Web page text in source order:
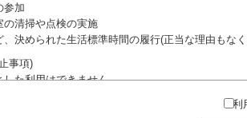
参加
の清掃や点検の実施
、決められた生活標準時間の履行(正当な理由も
事項)
した利用はできません。
持、またはこれに反対するための政治教育その他の
持、またはこれに反対するための宗教教育その他
利